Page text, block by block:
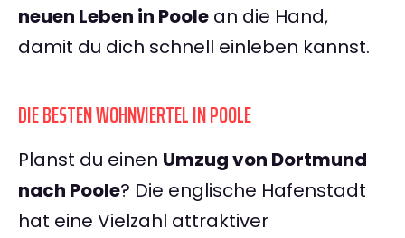
neuen Leben in Poole an die Hand,
damit du dich schnell einleben kannst.
DIE BESTEN WOHNVIERTEL IN POOLE
Planst du einen Umzug von Dortmund
nach Poole? Die englische Hafenstadt
hat eine Vielzahl attraktiver